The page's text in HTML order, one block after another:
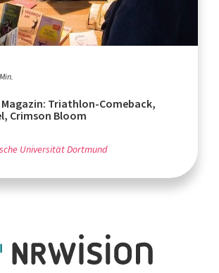
Magazin: Triathlon-Comeback,
Crimson Bloom
Universität Dortmund